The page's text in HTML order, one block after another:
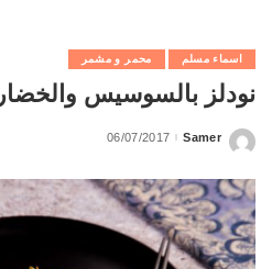
اسماء مسلم محمر و مشمر
نودلز بالسوسيس والخضار
Posted
Samer
06/07/2017